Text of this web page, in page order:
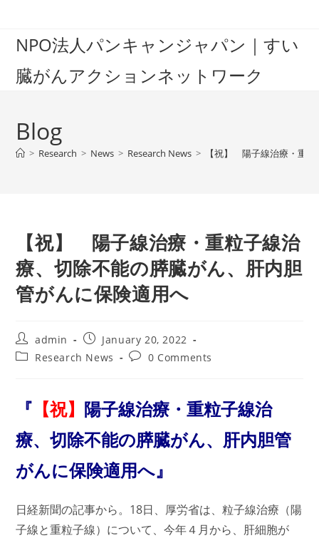
contentNPO法人パンキャンジャパン｜すい
臓がんアクションネットワーク
Blog
> Research > News > Research News > 【祝】 陽子線治療・重
【祝】 陽子線治療・重粒子線治
療、切除不能の膵臓がん、肝内胆
管がんに保険適用へ
Post
author:
admin
Post
published:
January 20, 2022
PostResearch News
Post0 Comments
『 【祝】 陽子線治療・重粒子線治
療、切除不能の膵臓がん、肝内胆管
がんに保険適用へ』
日経新聞の記事から。18日、厚労省は、粒子線治療（陽
子線と重粒子線）について、今年４月から、肝細胞が